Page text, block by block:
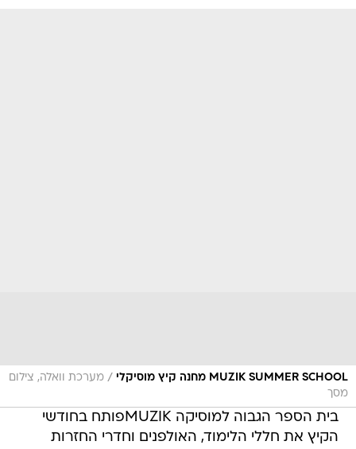
MUZIK SUMMER SCHOOL מחנה קיץ מוסיקלי / מערכת וואלה, צילום
מסך
בית הספר הגבוה למוסיקה MUZIKפותח בחודשי
הקיץ את חללי הלימוד, האולפנים וחדרי החזרות